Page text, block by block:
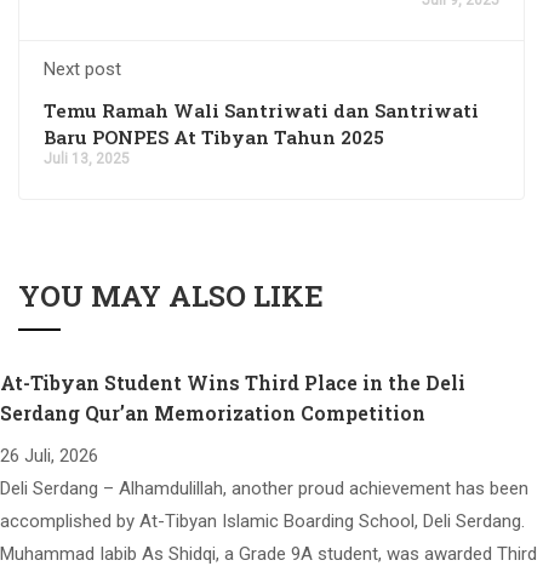
Next post
Temu Ramah Wali Santriwati dan Santriwati
Baru PONPES At Tibyan Tahun 2025
Juli 13, 2025
YOU MAY ALSO LIKE
At-Tibyan Student Wins Third Place in the Deli
Serdang Qur’an Memorization Competition
26 Juli, 2026
Deli Serdang – Alhamdulillah, another proud achievement has been
accomplished by At-Tibyan Islamic Boarding School, Deli Serdang.
Muhammad Iabib As Shidqi, a Grade 9A student, was awarded Third